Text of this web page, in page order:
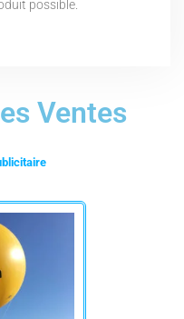
possible.
Ventes